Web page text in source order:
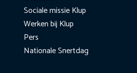
Sociale missie Klup
Werken bij Klup
Pers
Nationale Snertdag